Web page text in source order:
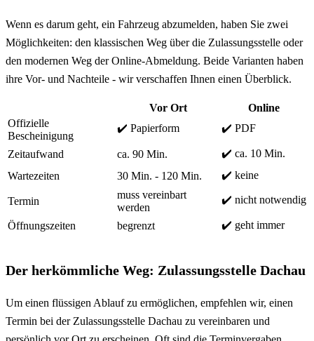
Wenn es darum geht, ein Fahrzeug abzumelden, haben Sie zwei
Möglichkeiten: den klassischen Weg über die Zulassungsstelle oder
den modernen Weg der Online-Abmeldung. Beide Varianten haben
ihre Vor- und Nachteile - wir verschaffen Ihnen einen Überblick.
Vor Ort
Online
Offizielle
Bescheinigung
✔️ Papierform ✔️ PDF
Zeitaufwand ca. 90 Min.
✔️ ca. 10 Min.
Wartezeiten
30 Min. - 120 Min. ✔️ keine
Termin
muss vereinbart
werden
✔️ nicht notwendig
Öffnungszeiten begrenzt ✔️ geht immer
Der herkömmliche Weg: Zulassungsstelle Dachau
Um einen flüssigen Ablauf zu ermöglichen, empfehlen wir, einen
Termin bei der Zulassungsstelle Dachau zu vereinbaren und